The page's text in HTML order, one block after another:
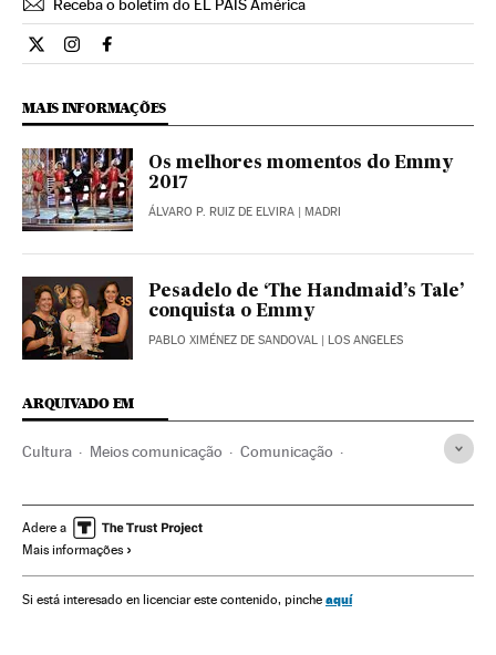
Receba o boletim do EL PAÍS América
Cultura El País Brasil en Twitter
Cultura El País Brasil en Instagram
Cultura El País Brasil en Facebook
MAIS INFORMAÇÕES
Os melhores momentos do Emmy
2017
ÁLVARO P. RUIZ DE ELVIRA | MADRI
Pesadelo de ‘The Handmaid’s Tale’
conquista o Emmy
PABLO XIMÉNEZ DE SANDOVAL | LOS ANGELES
ARQUIVADO EM
Cultura Meios comunicação Comunicação
Gêneros séries Séries tv
Programação
Adere a
Mais informações
Si está interesado en licenciar este contenido, pinche aquí